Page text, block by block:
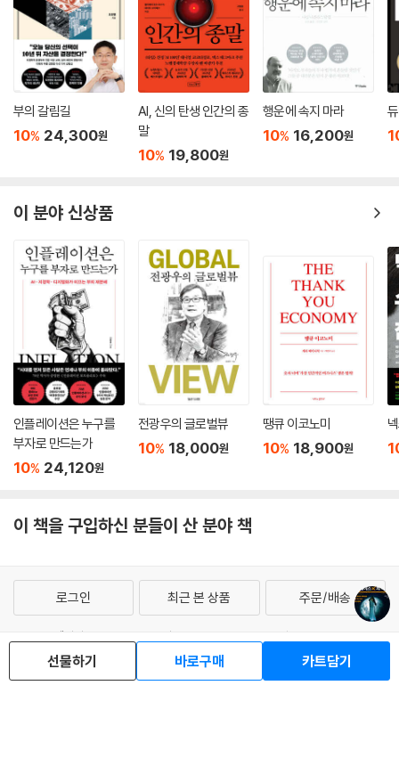
부의 갈림길
10% 24,300원
AI, 신의 탄생 인간의 종
말
10% 19,800원
행운에 속지 마라
10% 16,200원
이 분야 신상품
인플레이션은 누구를
부자로 만드는가
10% 24,120원
전광우의 글로벌뷰
10% 18,000원
땡큐 이코노미
10% 18,900원
이 책을 구입하신 분들이 산 분야 책
선물하기 바로구매 카트담기
로그인 최근 본 상품 주문/배송
고객센터 1544-3800 티켓 1544-6399
중고샵 1566-4295
eBook 1:1문의/채팅상담
예스이십사(주) 사업자 정보